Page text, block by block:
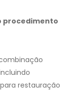
procedimento
restauração